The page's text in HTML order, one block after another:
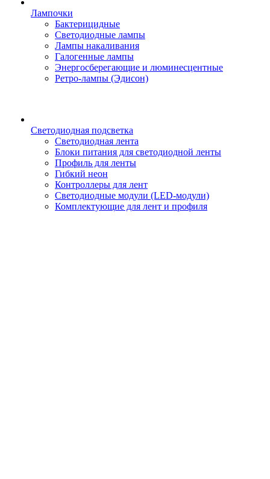
Лампочки
Бактерицидные
Светодиодные лампы
Лампы накаливания
Галогенные лампы
Энергосберегающие и люминесцентные
Ретро-лампы (Эдисон)
Светодиодная подсветка
Светодиодная лента
Блоки питания для светодиодной ленты
Профиль для ленты
Гибкий неон
Контроллеры для лент
Светодиодные модули (LED-модули)
Комплектующие для лент и профиля